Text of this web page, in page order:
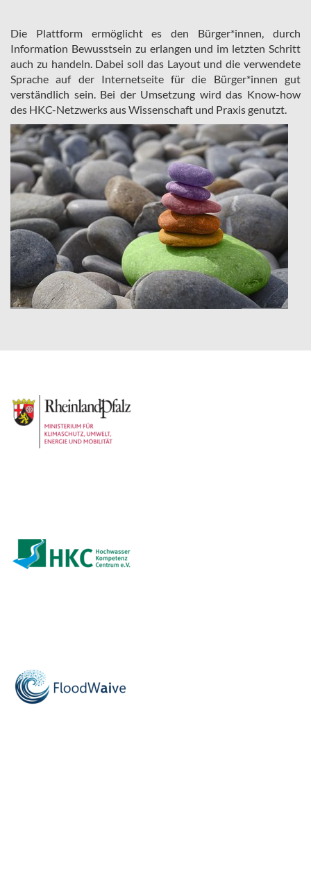
Die Plattform ermöglicht es den Bürger*innen, durch
Information Bewusstsein zu erlangen und im letzten Schritt
auch zu handeln. Dabei soll das Layout und die verwendete
Sprache auf der Internetseite für die Bürger*innen gut
verständlich sein. Bei der Umsetzung wird das Know-how
des HKC-Netzwerks aus Wissenschaft und Praxis genutzt.